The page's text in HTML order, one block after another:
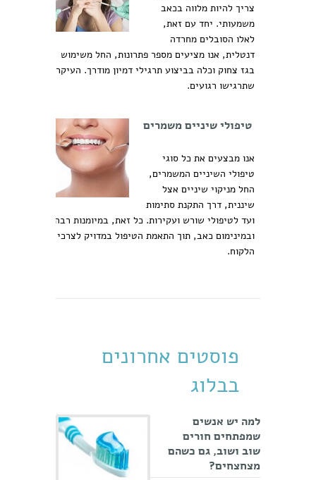
צריך להיות מלווה בכאב
משמעותי. יחד עם זאת,
לאלו הסובלים מחרדה
דנטלית, אנו מציעים מספר פתרונות, החל משימוש
בגז צחוק וכלה בביצוע תרגילי דמיון מודרך. העיקר
שתרגישו רגועים.
טיפולי שיניים משמרים
אנו מבצעים את כל סוגי
טיפולי השיניים המשמרים,
החל מניקוי שיניים אצל
שיננית, דרך התקנת סתימות
ועד לטיפולי שורש ועקירות. כל זאת, במיומנות רבה
ובמינימום כאב, תוך התאמת הטיפול במדויק לצרכי
הלקוח.
פוסטים אחרונים
בבלוג
למה יש אנשים
שמפתחים חורים
שוב ושוב, גם כשהם
מצחצחים?